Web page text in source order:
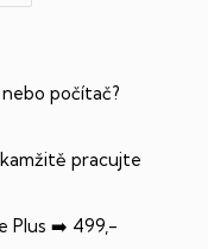
počítač?
pracujte
Plus ➡️ 499,-